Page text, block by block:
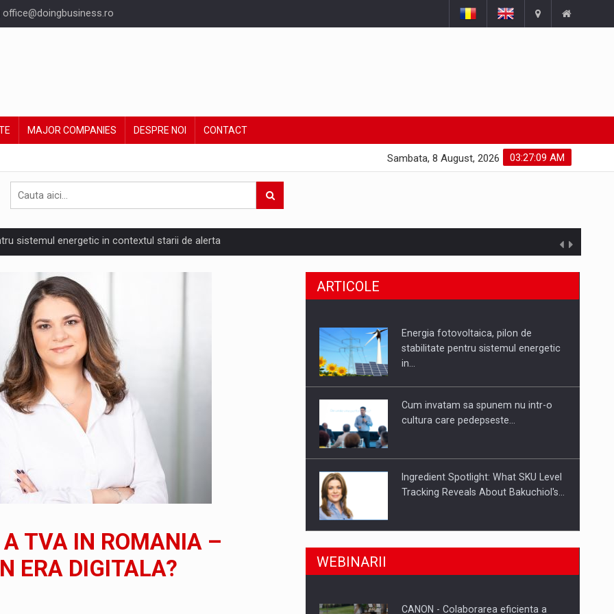
office@doingbusiness.ro
MAJOR COMPANIES DESPRE NOI CONTACT
03:27:10 AM
Sambata, 8 August, 2026
sistemul energetic in contextul starii de alerta
pedepseste granitele?
Reveals About Bakuchiol's Evolution
noilor reglementari UE privind ambalajele pot risca retragerea produselor din piata
ON THE INTERNATIONAL BUSINESS SCENE
DIGITALIZED WHOLESALER IN ROMANIA
a Pall-Ex, liderul pietei de transport paletizat din Romania, preiau compania intr-o tranzactie de peste 25…
A TVA IN ROMANIA –
ERA DIGITALA?
ARTICOLE
Energia fotovoltaica, pilon de
stabilitate pentru sistemul energetic
in…
Cum invatam sa spunem nu intr-o
cultura care pedepseste…
Ingredient Spotlight: What SKU Level
Tracking Reveals About Bakuchiol's…
Producatorii si comerciantii care nu
WEBINARII
CANON - Colaborarea eficienta a